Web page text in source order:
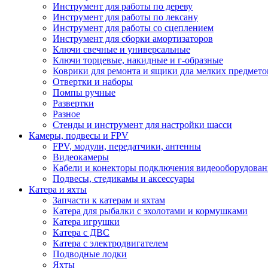
Инструмент для работы по дереву
Инструмент для работы по лексану
Инструмент для работы со сцеплением
Инструмент для сборки амортизаторов
Ключи свечные и универсальные
Ключи торцевые, накидные и г-образные
Коврики для ремонта и ящики дла мелких
Отвертки и наборы
Помпы ручные
Развертки
Разное
Стенды и инструмент для настройки шасси
Камеры, подвесы и FPV
FPV, модули, передатчики, антенны
Видеокамеры
Кабели и конекторы подключения
Подвесы, стедикамы и аксессуары
Катера и яхты
Запчасти к катерам и яхтам
Катера для рыбалки с эхолотами и кормушками
Катера игрушки
Катера с ДВС
Катера с электродвигателем
Подводные лодки
Яхты